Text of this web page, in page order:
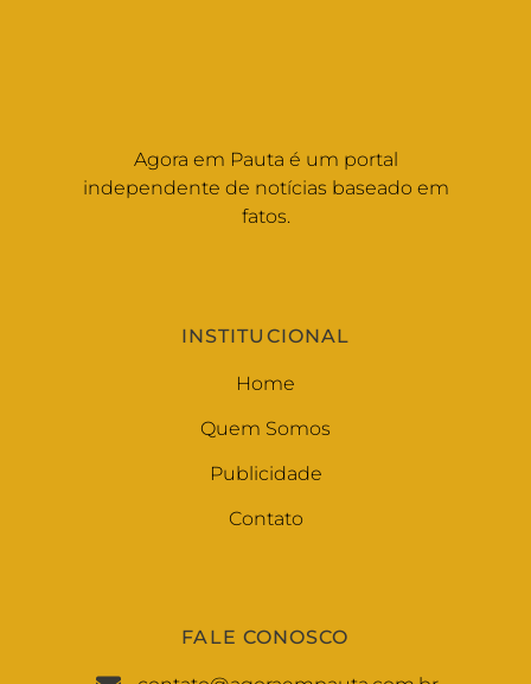
Agora em Pauta é um portal
independente de notícias baseado em
fatos.
INSTITUCIONAL
Home
Quem Somos
Publicidade
Contato
FALE CONOSCO